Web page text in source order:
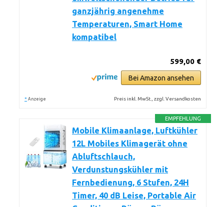
ganzjährig angenehme
Temperaturen, Smart Home
kompatibel
599,00 €
Bei Amazon ansehen
* Anzeige Preis inkl. MwSt., zzgl. Versandkosten
EMPFEHLUNG
Mobile Klimaanlage, Luftkühler
12L Mobiles Klimagerät ohne
Abluftschlauch,
Verdunstungskühler mit
Fernbedienung, 6 Stufen, 24H
Timer, 40 dB Leise, Portable Air